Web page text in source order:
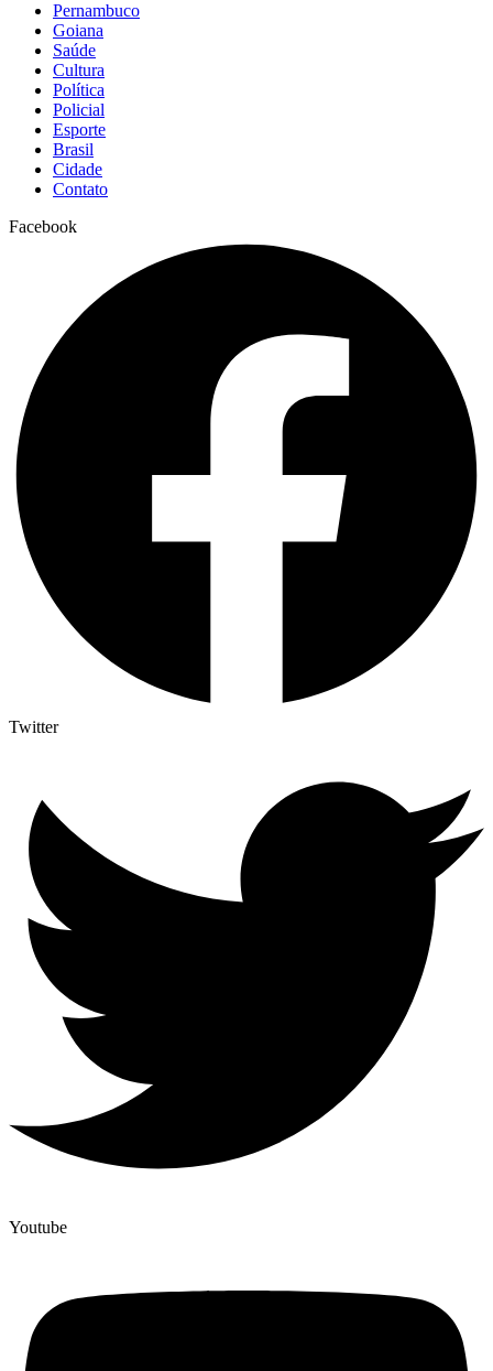
Pernambuco
Goiana
Saúde
Cultura
Política
Policial
Esporte
Brasil
Cidade
Contato
Facebook
Twitter
Youtube